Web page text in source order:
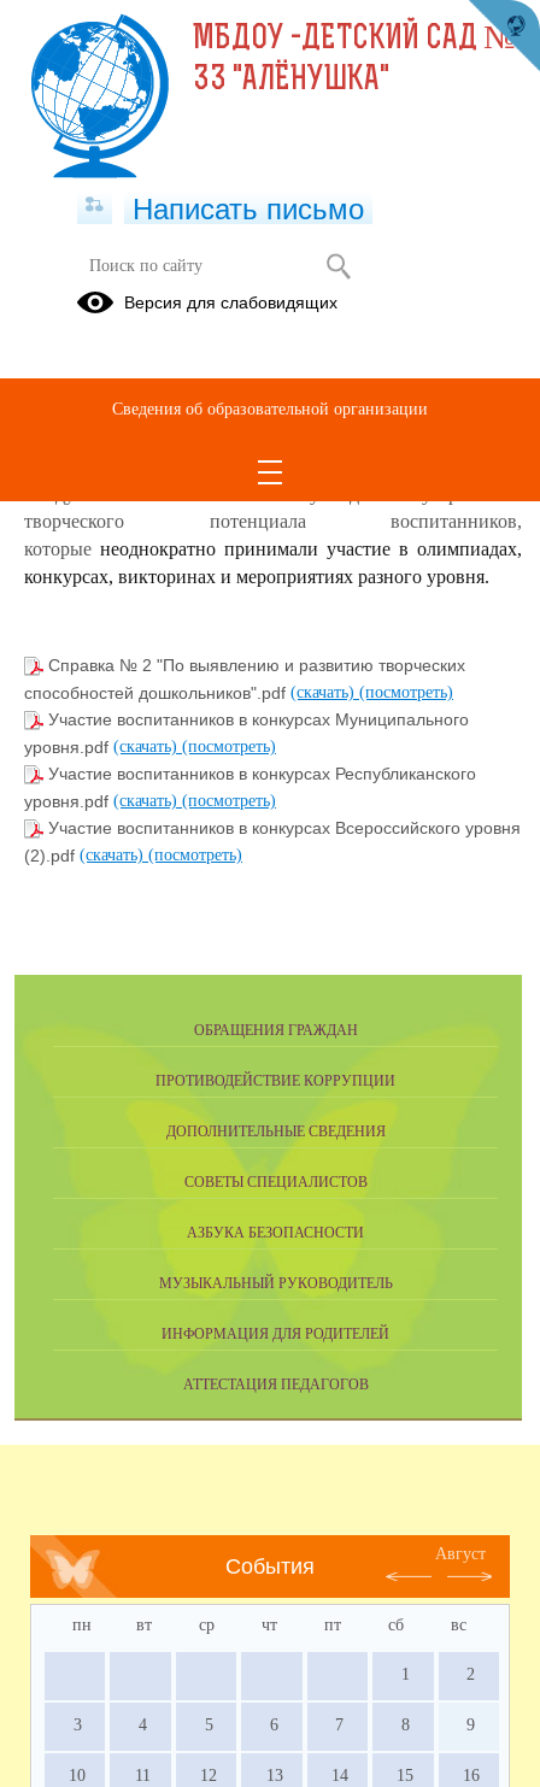
Выявление развития у обучающихся
способностей к научной
физкультурно-спортивной
деятельности.
творческого потенциала воспитанников,
которые неоднократно принимали участие в олимпиадах,
конкурсах, викторинах и мероприятиях разного уровня.
Справка № 2 "По выявлению и развитию творческих
способностей дошкольников".pdf (скачать) (посмотреть)
Участие воспитанников в конкурсах Муниципального
уровня.pdf (скачать) (посмотреть)
Участие воспитанников в конкурсах Республиканского
уровня.pdf (скачать) (посмотреть)
Участие воспитанников в конкурсах Всероссийского уровня
(2).pdf (скачать) (посмотреть)
ОБРАЩЕНИЯ ГРАЖДАН
ПРОТИВОДЕЙСТВИЕ КОРРУПЦИИ
ДОПОЛНИТЕЛЬНЫЕ СВЕДЕНИЯ
СОВЕТЫ СПЕЦИАЛИСТОВ
АЗБУКА БЕЗОПАСНОСТИ
МУЗЫКАЛЬНЫЙ РУКОВОДИТЕЛЬ
ИНФОРМАЦИЯ ДЛЯ РОДИТЕЛЕЙ
АТТЕСТАЦИЯ ПЕДАГОГОВ
События
Август
пн вт ср чт пт сб вс
1 2
3 4 5 6 7 8 9
10 11 12 13 14 15 16
МБДОУ -ДЕТСКИЙ САД №
33 "АЛЁНУШКА"
Написать письмо
Версия для слабовидящих
Сведения об образовательной организации